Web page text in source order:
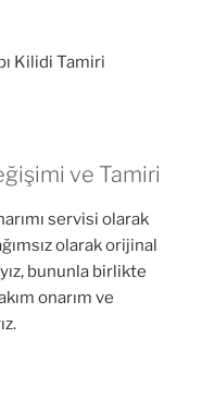
Kilidi Tamiri
ve Tamiri
servisi olarak
olarak orijinal
bununla birlikte
onarım ve